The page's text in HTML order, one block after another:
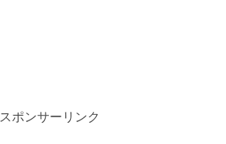
スポンサーリンク